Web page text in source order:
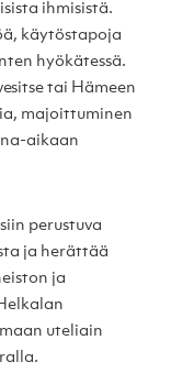
ihmisistä.
käytöstapoja
hyökätessä.
tai Hämeen
majoittuminen
aikaan
perustuva
ja herättää
ja
uteliain